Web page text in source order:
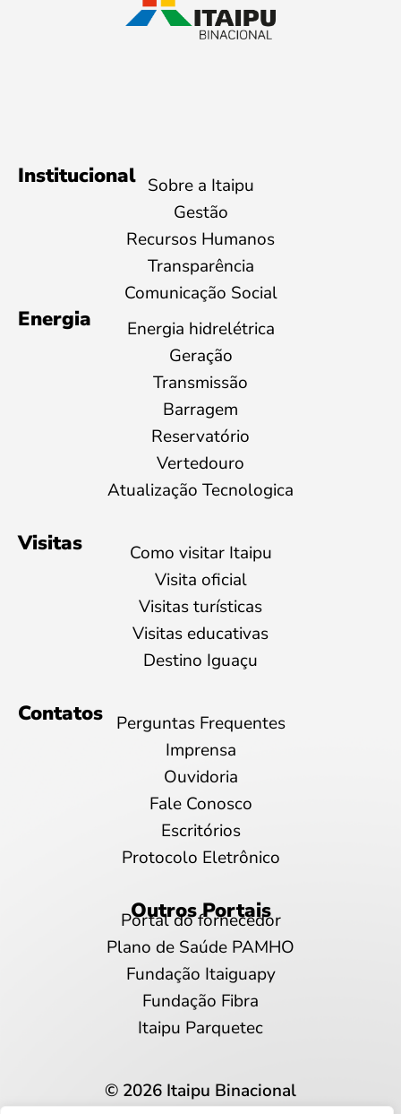
Institucional Sobre a Itaipu
Gestão
Recursos Humanos
Transparência
Comunicação Social
Energia
Energia hidrelétrica
Geração
Transmissão
Barragem
Reservatório
Vertedouro
Atualização Tecnologica
Visitas
Como visitar Itaipu
Visita oficial
Visitas turísticas
Visitas educativas
Destino Iguaçu
Contatos
Perguntas Frequentes
Imprensa
Ouvidoria
Fale Conosco
Escritórios
Protocolo Eletrônico
Outros Portais
Portal do fornecedor
Plano de Saúde PAMHO
Fundação Itaiguapy
Fundação Fibra
Itaipu Parquetec
© 2026 Itaipu Binacional